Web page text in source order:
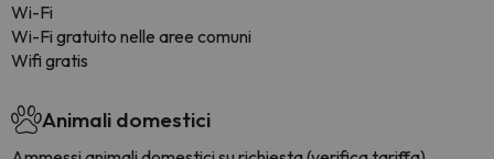
Wi-Fi
Wi-Fi gratuito nelle aree comuni
Wifi gratis
Animali domestici